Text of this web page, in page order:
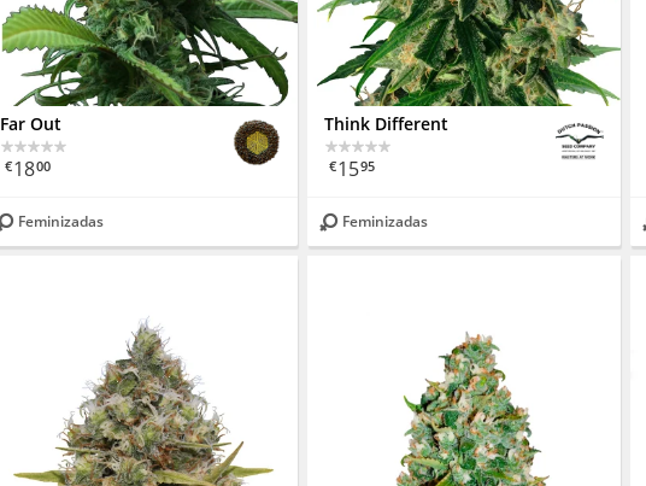
Far Out
€1800
Feminizadas
Think Different
€1595
Feminizadas